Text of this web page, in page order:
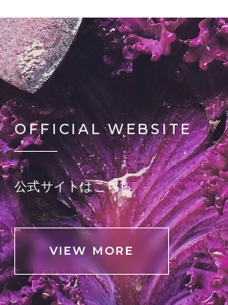
OFFICIAL WEBSITE
公式サイトはこちら
VIEW MORE